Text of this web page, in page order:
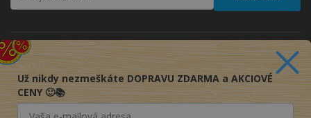
Už nikdy nezmeškáte DOPRAVU ZDARMA a AKCIOVÉ
CENY 🙂📚